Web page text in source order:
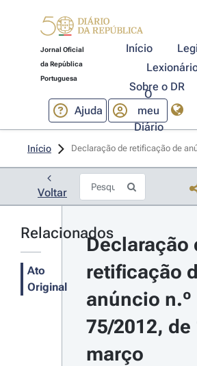
Jornal Oficial
da República
Portuguesa
Início
Sobre o DR
Ajuda
O
meu
Diário
Início Declaração de retificação de
Voltar
Relacionados
Ato
Original
Declaração
retificação
anúncio n.º
75/2012, de
março